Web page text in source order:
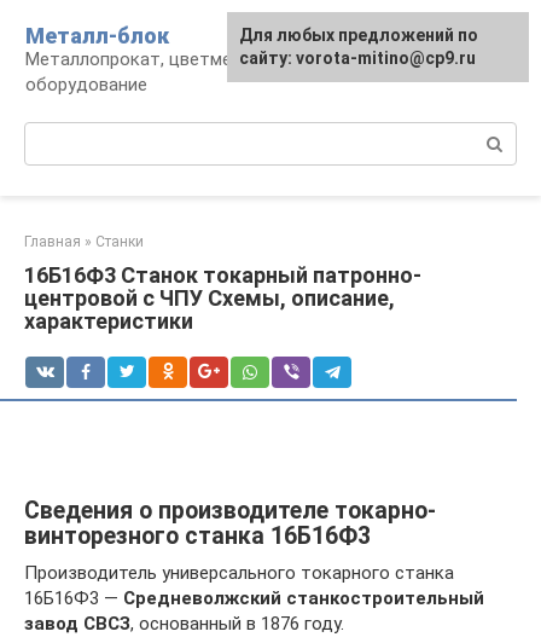
контенту
Металл-блок
Металлопрокат, цветмет, обработка и
оборудование
Главная » Станки
16Б16Ф3 Станок токарный патронно-
центровой с ЧПУ Схемы, описание,
характеристики
Сведения о производителе токарно-
винторезного станка 16Б16Ф3
Производитель универсального токарного станка
16Б16Ф3 — Средневолжский станкостроительный
завод СВСЗ, основанный в 1876 году.
Для любых предложений по
сайту: vorota-mitino@cp9.ru